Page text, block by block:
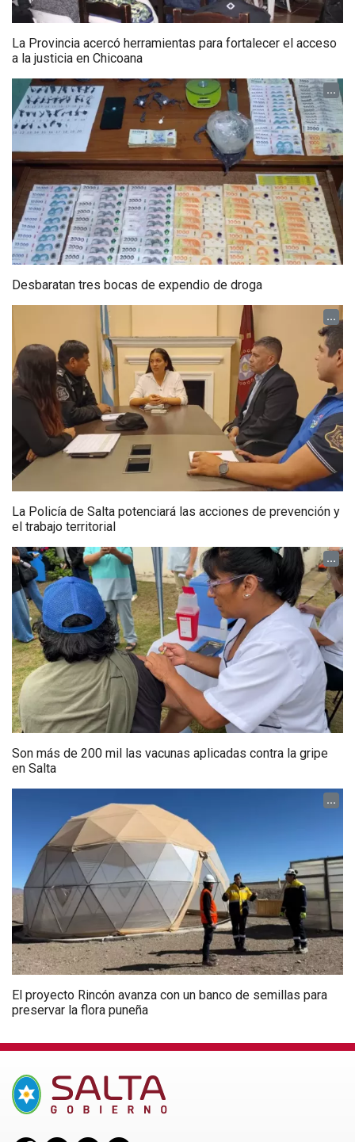
La Provincia acercó herramientas para fortalecer el acceso
a la justicia en Chicoana
...
Desbaratan tres bocas de expendio de droga
...
La Policía de Salta potenciará las acciones de prevención y
el trabajo territorial
...
Son más de 200 mil las vacunas aplicadas contra la gripe
en Salta
...
El proyecto Rincón avanza con un banco de semillas para
preservar la flora puneña